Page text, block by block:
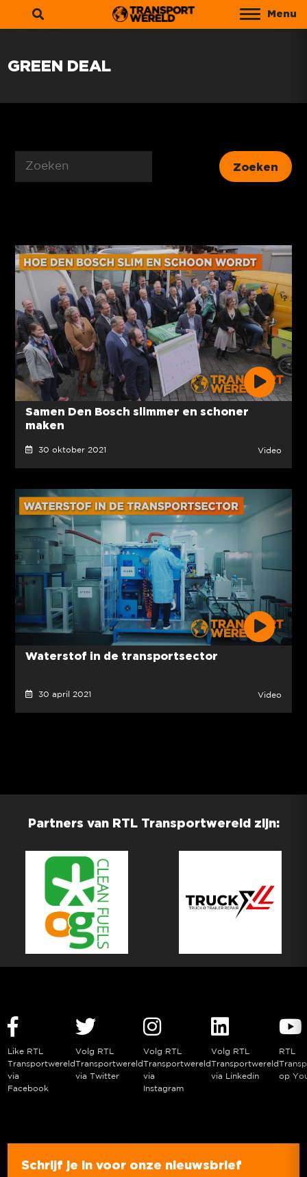
Menu
GREEN DEAL
Samen Den Bosch slimmer en schoner
maken
30 oktober 2021 Video
Waterstof in de transportsector
30 april 2021 Video
Partners van RTL Transportwereld zijn:
Like RTL
Transportwereld
via
Facebook
Volg RTL
Transportwereld
via Twitter
Volg RTL
Transportwereld
via
Instagram
Volg RTL
Transportwereld
via Linkedin
RTL
op
Schrijf je in voor onze nieuwsbrief